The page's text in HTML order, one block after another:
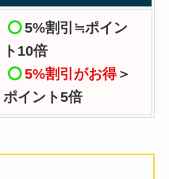
5%割引 ≒ポイン
ト10倍
5%割引 がお得＞
ポイント5倍